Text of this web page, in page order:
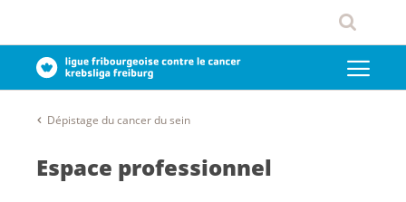
Dépistage du cancer du sein
Espace professionnel